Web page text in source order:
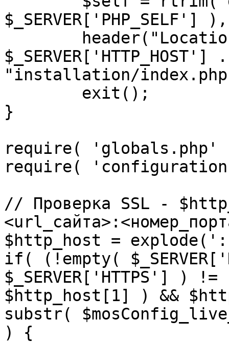
"installation/
}
require(
require(
// Проверка SSL -
$http_host = explode(':',
if( (!empty(
$_SERVER['HTTPS']
$http_host[1] ) &&
substr(
) {